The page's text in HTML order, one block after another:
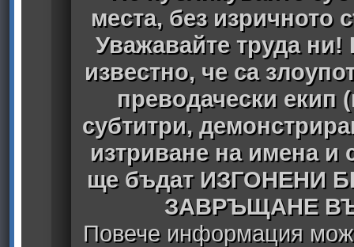
места, без изричното
Уважавайте труда ни!
известно, че са
преводачески екип
субтитри,
изтриване на имена
ще бъдат ИЗГОНЕНИ
ЗАВРЪЩАНЕ
Повече информация